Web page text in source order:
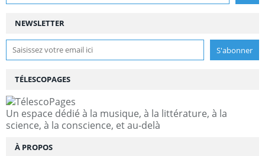
NEWSLETTER
TÉLESCOPAGES
Un espace dédié à la musique, à la littérature, à la
science, à la conscience, et au-delà
À PROPOS